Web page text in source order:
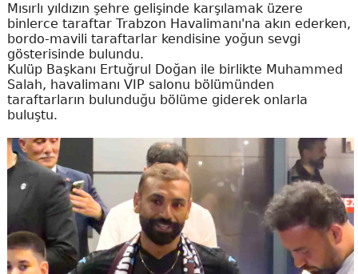
Mısırlı yıldızın şehre gelişinde karşılamak üzere
binlerce taraftar Trabzon Havalimanı'na akın ederken,
bordo-mavili taraftarlar kendisine yoğun sevgi
gösterisinde bulundu.
Kulüp Başkanı Ertuğrul Doğan ile birlikte Muhammed
Salah, havalimanı VIP salonu bölümünden
taraftarların bulunduğu bölüme giderek onlarla
buluştu.